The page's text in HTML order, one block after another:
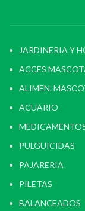
JARDINERIA Y
ACCES
ALIMEN.
ACUARIO
PULGUICIDAS
PAJARERIA
PILETAS
BALANCEADOS